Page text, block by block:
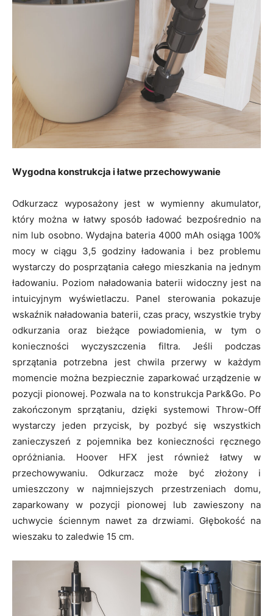
Wygodna konstrukcja i łatwe przechowywanie
Odkurzacz wyposażony jest w wymienny akumulator,
który można w łatwy sposób ładować bezpośrednio na
nim lub osobno. Wydajna bateria 4000 mAh osiąga 100%
mocy w ciągu 3,5 godziny ładowania i bez problemu
wystarczy do posprzątania całego mieszkania na jednym
ładowaniu. Poziom naładowania baterii widoczny jest na
intuicyjnym wyświetlaczu. Panel sterowania pokazuje
wskaźnik naładowania baterii, czas pracy, wszystkie tryby
odkurzania oraz bieżące powiadomienia, w tym o
konieczności wyczyszczenia filtra. Jeśli podczas
sprzątania potrzebna jest chwila przerwy w każdym
momencie można bezpiecznie zaparkować urządzenie w
pozycji pionowej. Pozwala na to konstrukcja Park&Go. Po
zakończonym sprzątaniu, dzięki systemowi Throw-Off
wystarczy jeden przycisk, by pozbyć się wszystkich
zanieczyszeń z pojemnika bez konieczności ręcznego
opróżniania. Hoover HFX jest również łatwy w
przechowywaniu. Odkurzacz może być złożony i
umieszczony w najmniejszych przestrzeniach domu,
zaparkowany w pozycji pionowej lub zawieszony na
uchwycie ściennym nawet za drzwiami. Głębokość na
wieszaku to zaledwie 15 cm.